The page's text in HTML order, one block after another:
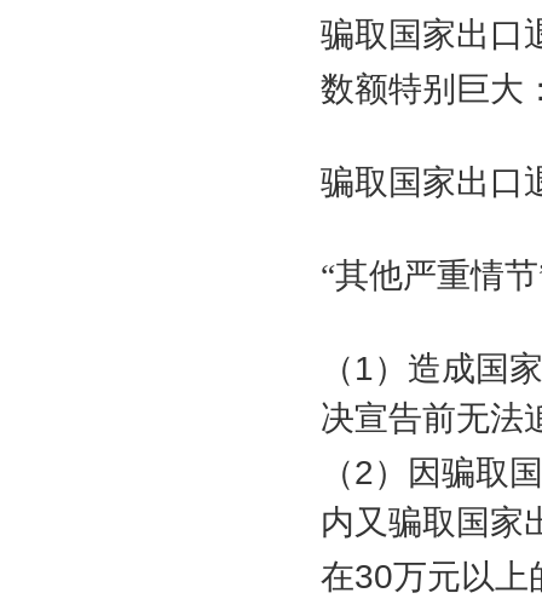
骗取国家出口
数额特别巨大
骗取国家出口
“其他严重情
（1）造成国
决宣告前无法
（2）因骗取
内又骗取国家
在30万元以上